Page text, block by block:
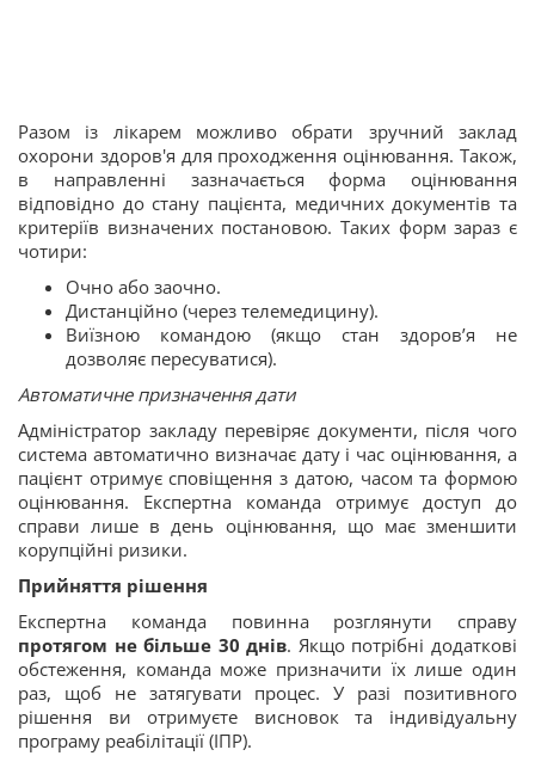
Разом із лікарем можливо обрати зручний заклад
охорони здоров'я для проходження оцінювання. Також,
в направленні зазначається форма оцінювання
відповідно до стану пацієнта, медичних документів та
критеріїв визначених постановою. Таких форм зараз є
чотири:
Очно або заочно.
Дистанційно (через телемедицину).
Виїзною командою (якщо стан здоров’я не
дозволяє пересуватися).
Автоматичне призначення дати
Адміністратор закладу перевіряє документи, після чого
система автоматично визначає дату і час оцінювання, а
пацієнт отримує сповіщення з датою, часом та формою
оцінювання. Експертна команда отримує доступ до
справи лише в день оцінювання, що має зменшити
корупційні ризики.
Прийняття рішення
Експертна команда повинна розглянути справу
протягом не більше 30 днів. Якщо потрібні додаткові
обстеження, команда може призначити їх лише один
раз, щоб не затягувати процес. У разі позитивного
рішення ви отримуєте висновок та індивідуальну
програму реабілітації (ІПР).